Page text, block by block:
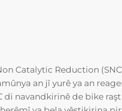
Catalytic Reduction
an jî yurê ya an
di navandkirinê de bike